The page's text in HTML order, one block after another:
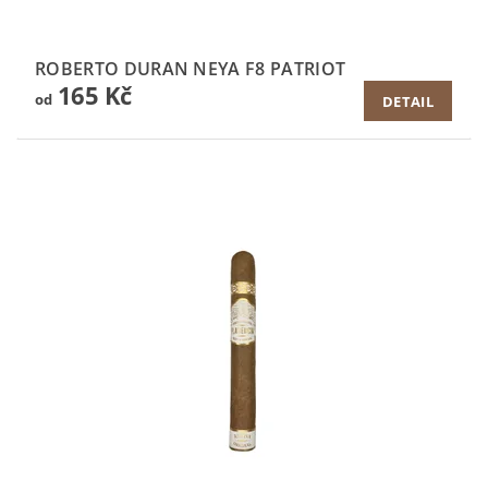
ROBERTO DURAN NEYA F8 PATRIOT
od165 Kč DETAIL